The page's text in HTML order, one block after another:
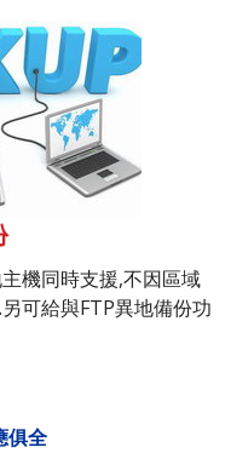
機同時支援,不因區域
可給與FTP異地備份功
俱全